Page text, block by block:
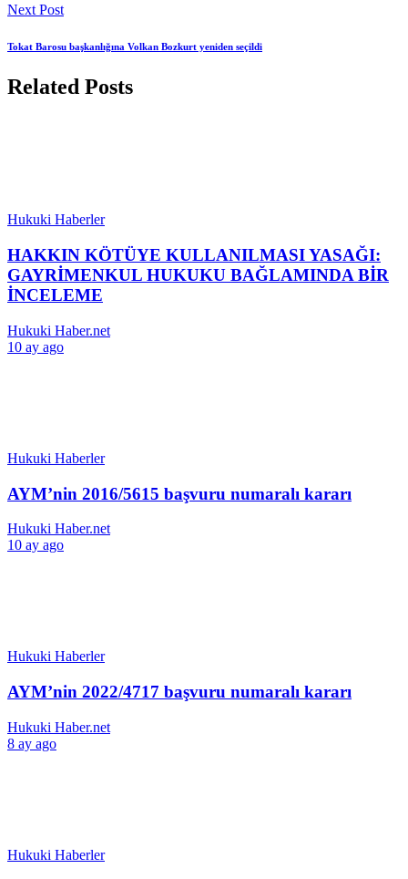
Next Post
Tokat Barosu başkanlığına Volkan Bozkurt yeniden seçildi
Related Posts
Hukuki Haberler
HAKKIN KÖTÜYE KULLANILMASI YASAĞI:
GAYRİMENKUL HUKUKU BAĞLAMINDA BİR
İNCELEME
Hukuki Haber.net
10 ay ago
Hukuki Haberler
AYM’nin 2016/5615 başvuru numaralı kararı
Hukuki Haber.net
10 ay ago
Hukuki Haberler
AYM’nin 2022/4717 başvuru numaralı kararı
Hukuki Haber.net
8 ay ago
Hukuki Haberler